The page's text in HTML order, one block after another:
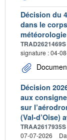
Décision du
dans le
TRAD2621469S
signature : 04-
Décision
aux
sur
(Val-d’Oise)
TRAA2617935S
07-07-2026